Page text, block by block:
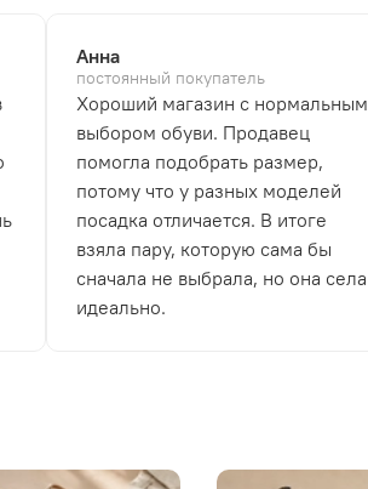
Анна
постоянный покупатель
Хороший магазин с нормальным
выбором обуви. Продавец
помогла подобрать размер,
потому что у разных моделей
посадка отличается. В итоге
взяла пару, которую сама бы
сначала не выбрала, но она села
идеально.